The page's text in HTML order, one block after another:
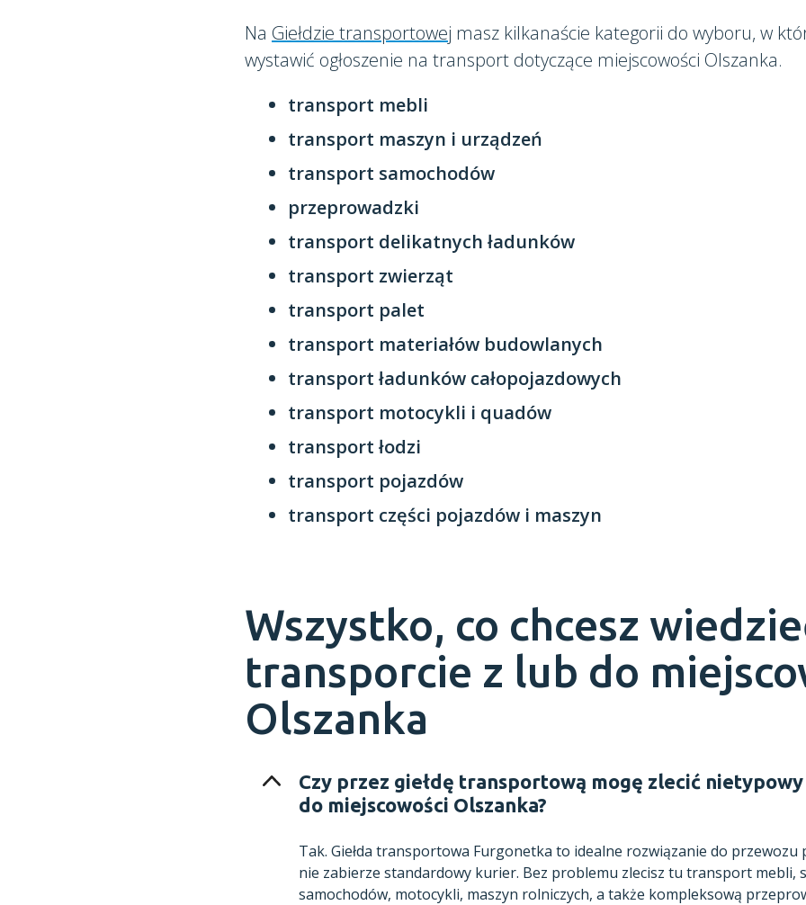
Na Giełdzie transportowej masz kilkanaście kategorii do wyboru, w
wystawić ogłoszenie na transport dotyczące miejscowości Olszanka.
transport mebli
transport maszyn i urządzeń
transport samochodów
przeprowadzki
transport delikatnych ładunków
transport zwierząt
transport palet
transport materiałów budowlanych
transport ładunków całopojazdowych
transport motocykli i quadów
transport łodzi
transport pojazdów
transport części pojazdów i maszyn
Wszystko, co chcesz
transporcie z lub do
Olszanka
Czy przez giełdę transportową mogę zlecić
do miejscowości Olszanka?
Tak. Giełda transportowa Furgonetka to idealne rozwiązanie do
nie zabierze standardowy kurier. Bez problemu zlecisz tu transport mebli,
samochodów, motocykli, maszyn rolniczych, a także kompleksową